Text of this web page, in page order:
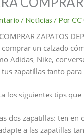
/ Noticias / PorCC
ZAPATOS
comprar un calzado
Adidas, Nike,
zapatillas tanto
los siguientes tips
dos zapatillas: ten
a las zapatillas